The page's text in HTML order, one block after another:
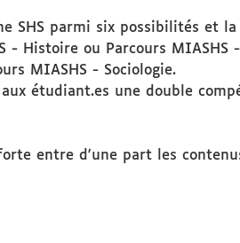
SHS parmi six possibilités et
Histoire ou Parcours MIASHS
MIASHS - Sociologie.
étudiant.es une double
entre d'une part les